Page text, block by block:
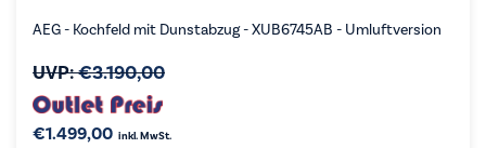
AEG - Kochfeld mit Dunstabzug - XUB6745AB - Umluftversion
UVP:€3.190,00
€1.499,00 inkl. MwSt.